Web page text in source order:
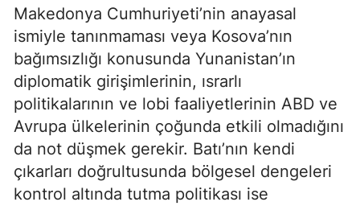
Makedonya Cumhuriyeti’nin anayasal
ismiyle tanınmaması veya Kosova’nın
bağımsızlığı konusunda Yunanistan’ın
diplomatik girişimlerinin, ısrarlı
politikalarının ve lobi faaliyetlerinin ABD ve
Avrupa ülkelerinin çoğunda etkili olmadığını
da not düşmek gerekir. Batı’nın kendi
çıkarları doğrultusunda bölgesel dengeleri
kontrol altında tutma politikası ise